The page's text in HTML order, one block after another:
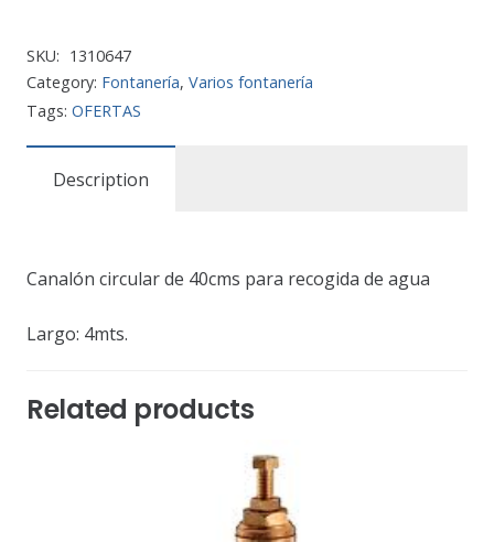
SKU: 1310647
Category: Fontanería, Varios fontanería
Tags: OFERTAS
Description
Canalón circular de 40cms para recogida de agua
Largo: 4mts.
Related products